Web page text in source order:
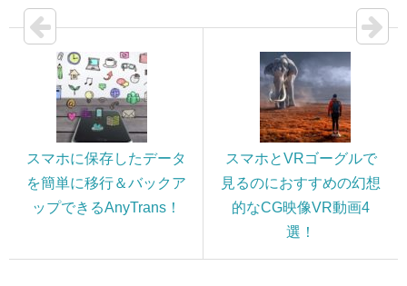
スマホに保存したデータ
を簡単に移行＆バックア
ップできるAnyTrans！
スマホとVRゴーグルで
見るのにおすすめの幻想
的なCG映像VR動画4
選！